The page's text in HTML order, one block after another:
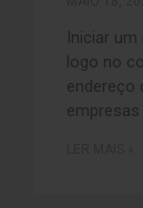
Iniciar
logo no
endereço